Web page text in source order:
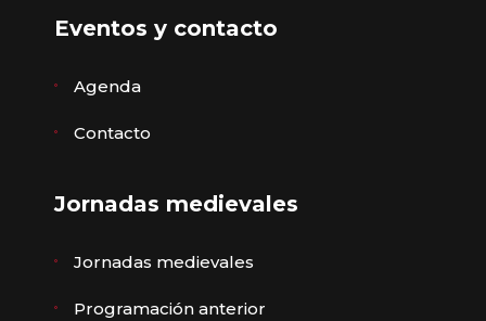
Eventos y contacto
Agenda
Contacto
Jornadas medievales
Jornadas medievales
Programación anterior